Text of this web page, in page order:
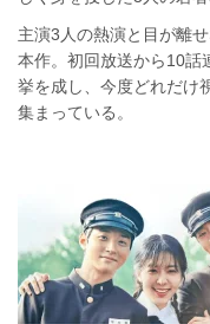
主演3人の熱演と目が離
本作。初回放送から10話
挙を成し、今度どれだけ
集まっている。